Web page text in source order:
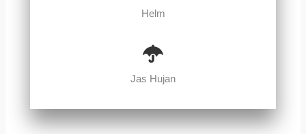
Helm
Jas Hujan